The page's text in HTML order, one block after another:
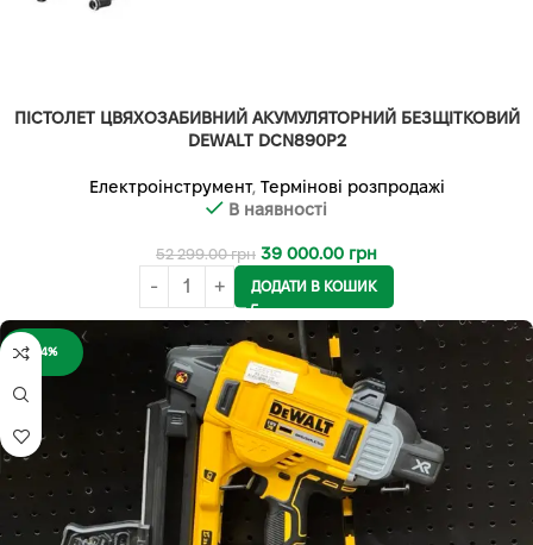
ПІСТОЛЕТ ЦВЯХОЗАБИВНИЙ АКУМУЛЯТОРНИЙ БЕЗЩІТКОВИЙ
DEWALT DCN890P2
Електроінструмент, Термінові розпродажі
В наявності
52 299.00грн 39 000.00 грн
ДОДАТИ В КОШИК
-24%